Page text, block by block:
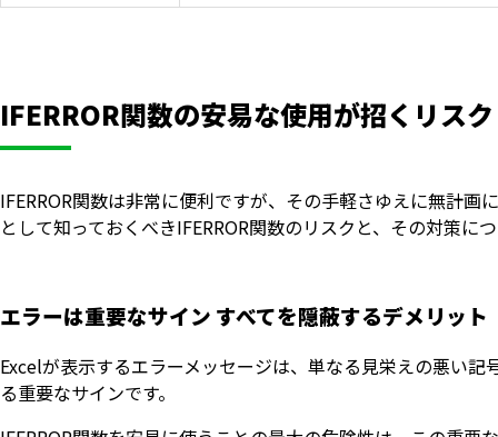
IFERROR関数の安易な使用が招くリスク
IFERROR関数は非常に便利ですが、その手軽さゆえに無計
として知っておくべきIFERROR関数のリスクと、その対策に
エラーは重要なサイン すべてを隠蔽するデメリット
Excelが表示するエラーメッセージは、単なる見栄えの悪い
る重要なサインです。